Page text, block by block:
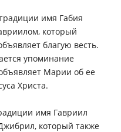
имя Габия
который
благую весть.
упоминание
Марии об ее
Христа.
имя Гавриил
который также